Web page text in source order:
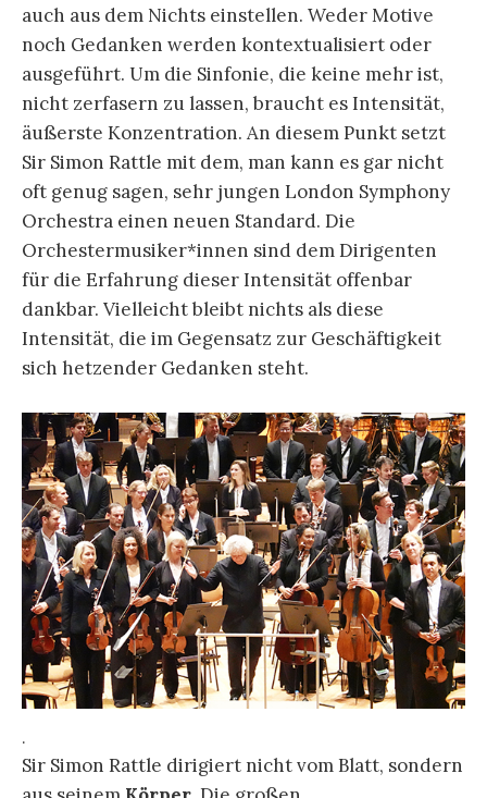
auch aus dem Nichts einstellen. Weder Motive
noch Gedanken werden kontextualisiert oder
ausgeführt. Um die Sinfonie, die keine mehr ist,
nicht zerfasern zu lassen, braucht es Intensität,
äußerste Konzentration. An diesem Punkt setzt
Sir Simon Rattle mit dem, man kann es gar nicht
oft genug sagen, sehr jungen London Symphony
Orchestra einen neuen Standard. Die
Orchestermusiker*innen sind dem Dirigenten
für die Erfahrung dieser Intensität offenbar
dankbar. Vielleicht bleibt nichts als diese
Intensität, die im Gegensatz zur Geschäftigkeit
sich hetzender Gedanken steht.
.
Sir Simon Rattle dirigiert nicht vom Blatt, sondern